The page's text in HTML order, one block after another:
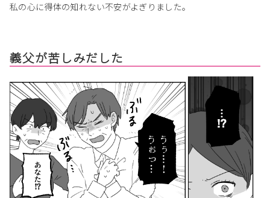
私の心に得体の知れない不安がよぎりました。
義父が苦しみだした